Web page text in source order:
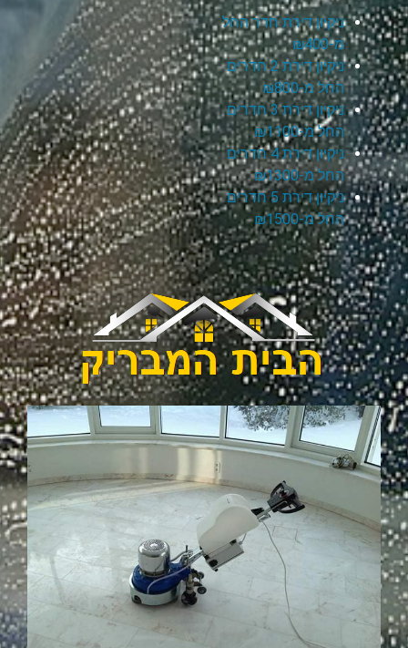
ניקיון דירת חדר החל
מ-₪400
ניקיון דירת 2 חדרים
החל מ-₪800
ניקיון דירת 3 חדרים
החל מ-₪1100
ניקיון דירת 4 חדרים
החל מ-₪1300
ניקיון דירת 5 חדרים
החל מ-₪1500